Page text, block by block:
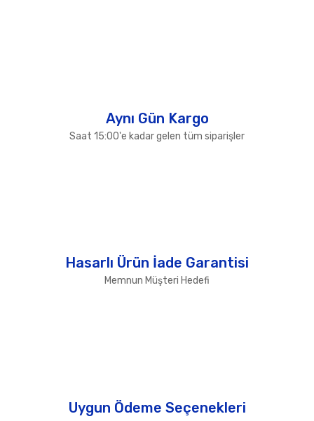
Aynı Gün Kargo
Saat 15:00'e kadar gelen tüm siparişler
Hasarlı Ürün İade Garantisi
Memnun Müşteri Hedefi
Uygun Ödeme Seçenekleri